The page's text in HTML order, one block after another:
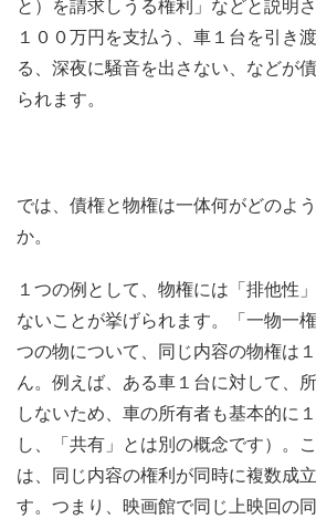
１００万円を支払う、車１台を引き
る、深夜に騒音を出さない、などが
られます。
では、債権と物権は一体何がどのよ
か。
１つの例として、物権には「排他性
ないことが挙げられます。「一物一
つの物について、同じ内容の物権は
ん。例えば、ある車１台に対して、
しないため、車の所有者も基本的に
し、「共有」とは別の概念です）。
は、同じ内容の権利が同時に複数成
す。つまり、映画館で同じ上映回の